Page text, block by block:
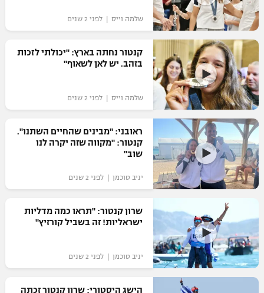
תקנון פעילות ספורט 1
רשיון להקרנה פומבית לבית עסק
הצטרפות לחבילת הערוצים
לוח דרושים – ג'ובנט
תגיות
המגזין
שלמה וייס | לפני 2 שנים
קנטור נחתה בארץ: "יכולתי לזכות
בזהב. יש לאן לשאוף"
שלמה וייס | לפני 2 שנים
ראובני: "מבינים שהחיים השתנו".
קנטור: "מקווה שזה יקרה לנו
שוב"
יניב טוכמן | לפני 2 שנים
שרון קנטור: "תראו כמה מדליות
ישראליות! זה בשביל קורזיץ"
יניב טוכמן | לפני 2 שנים
הישג היסטורי: שרון קנטור זכתה